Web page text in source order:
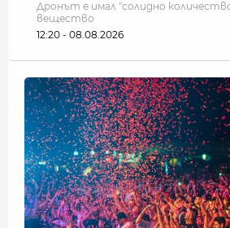
Дронът е имал "солидно
вещество
12:20 - 08.08.2026